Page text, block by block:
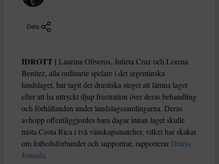
Dela
IDROTT | Laurina Oliveros, Julieta Cruz och Lorena
Benítez, alla ordinarie spelare i det argentinska
landslaget, har tagit det drastiska steget att lämna laget
efter att ha uttryckt djup frustration över deras behandling
och förhållanden under landslagssamlingarna. Deras
avhopp offentliggjordes bara dagar innan laget skulle
möta Costa Rica i två vänskapsmatcher, vilket har skakat
om fotbollsförbundet och supportrar, rapporterar Diario
Jornada.